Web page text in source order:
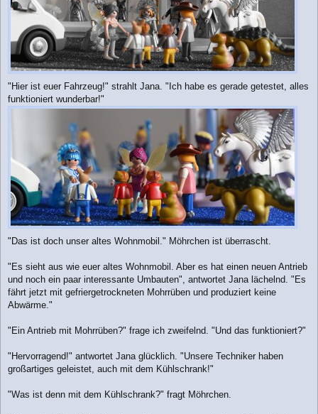
"Hier ist euer Fahrzeug!" strahlt Jana. "Ich habe es gerade getestet, alles
funktioniert wunderbar!"
"Das ist doch unser altes Wohnmobil." Möhrchen ist überrascht.
"Es sieht aus wie euer altes Wohnmobil. Aber es hat einen neuen Antrieb
und noch ein paar interessante Umbauten", antwortet Jana lächelnd. "Es
fährt jetzt mit gefriergetrockneten Mohrrüben und produziert keine
Abwärme."
"Ein Antrieb mit Mohrrüben?" frage ich zweifelnd. "Und das funktioniert?"
"Hervorragend!" antwortet Jana glücklich. "Unsere Techniker haben
großartiges geleistet, auch mit dem Kühlschrank!"
"Was ist denn mit dem Kühlschrank?" fragt Möhrchen.